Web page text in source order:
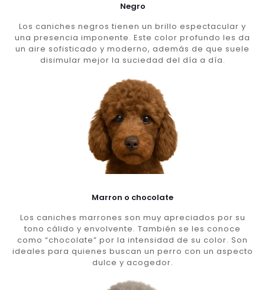
Negro
Los caniches negros tienen un brillo espectacular y
una presencia imponente. Este color profundo les da
un aire sofisticado y moderno, además de que suele
disimular mejor la suciedad del día a día.
Marron o chocolate
Los caniches marrones son muy apreciados por su
tono cálido y envolvente. También se les conoce
como “chocolate” por la intensidad de su color. Son
ideales para quienes buscan un perro con un aspecto
dulce y acogedor.